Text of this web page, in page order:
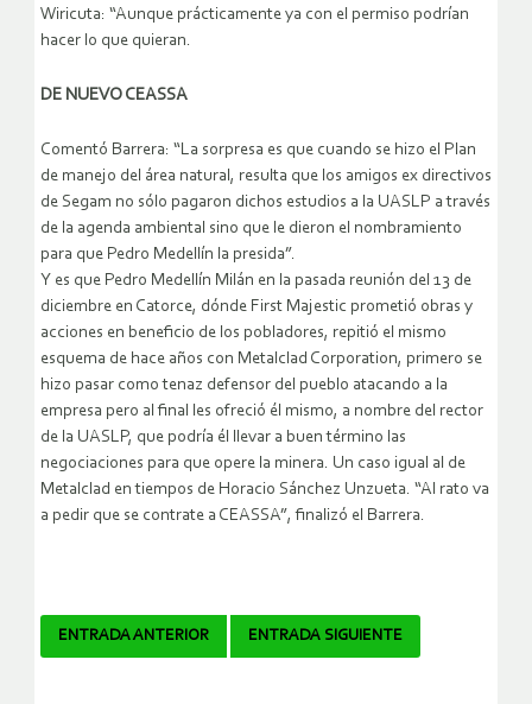
Wiricuta: “Aunque prácticamente ya con el permiso podrían
hacer lo que quieran.
DE NUEVO CEASSA
Comentó Barrera: “La sorpresa es que cuando se hizo el Plan
de manejo del área natural, resulta que los amigos ex directivos
de Segam no sólo pagaron dichos estudios a la UASLP a través
de la agenda ambiental sino que le dieron el nombramiento
para que Pedro Medellín la presida”.
Y es que Pedro Medellín Milán en la pasada reunión del 13 de
diciembre en Catorce, dónde First Majestic prometió obras y
acciones en beneficio de los pobladores, repitió el mismo
esquema de hace años con Metalclad Corporation, primero se
hizo pasar como tenaz defensor del pueblo atacando a la
empresa pero al final les ofreció él mismo, a nombre del rector
de la UASLP, que podría él llevar a buen término las
negociaciones para que opere la minera. Un caso igual al de
Metalclad en tiempos de Horacio Sánchez Unzueta. “Al rato va
a pedir que se contrate a CEASSA”, finalizó el Barrera.
Navegador
ENTRADA ANTERIOR ENTRADA SIGUIENTE